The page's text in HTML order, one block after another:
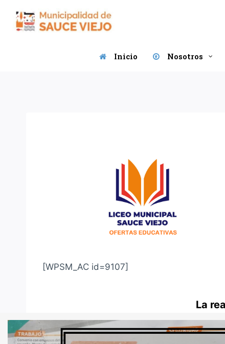
contenido
Inicio Nosotros
[WPSM_AC id=9107]
La